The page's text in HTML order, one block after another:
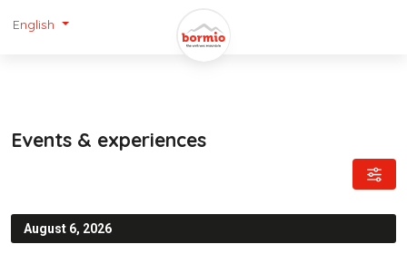
English
Events & experiences
August 6, 2026